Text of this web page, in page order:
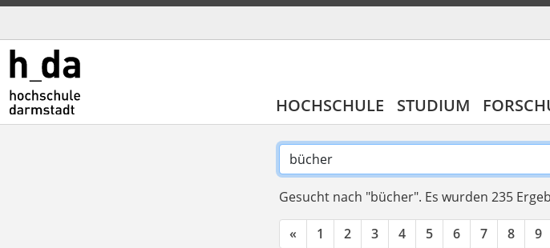
HOCHSCHULE STUDIUM
Gesucht nach "bücher". Es wurden 235
« 1 2 3 4 5 6 7 8 9